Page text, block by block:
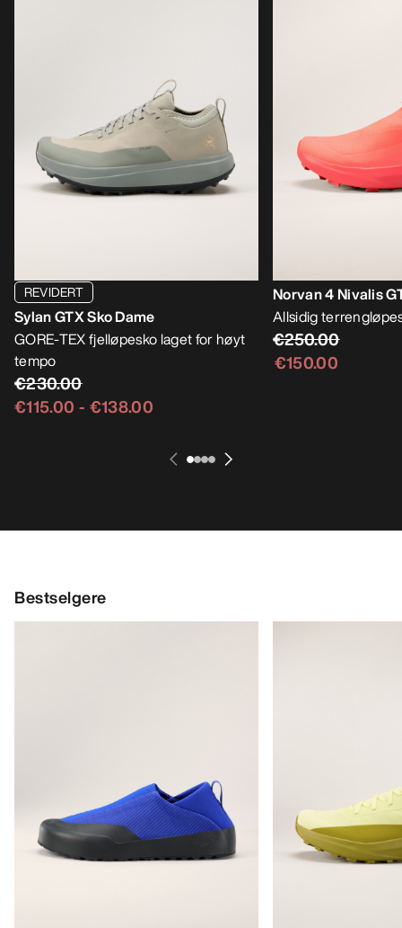
REVIDERT
Sylan GTX Sko Dame
GORE-TEX fjelløpesko laget for høyt
tempo
€230.00
€115.00 - €138.00
Norvan 4 Nivalis
Allsidig
€250.00
€150.00
Bestselgere